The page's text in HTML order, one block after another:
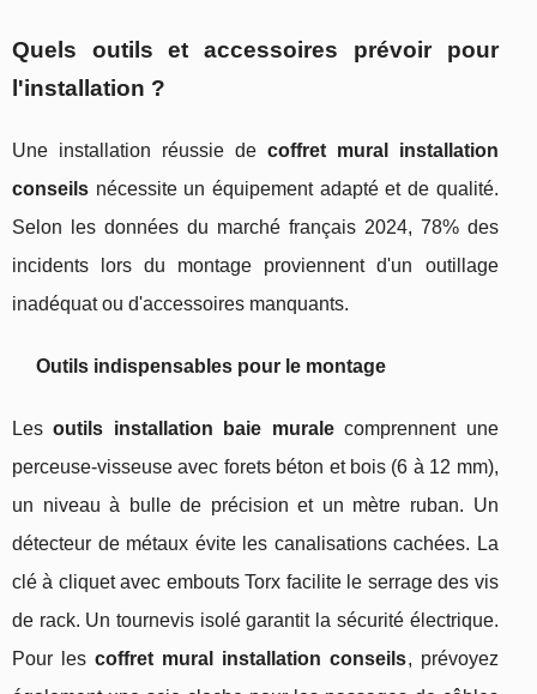
Quels outils et accessoires prévoir pour
l'installation ?
Une installation réussie de coffret mural installation
conseils nécessite un équipement adapté et de qualité.
Selon les données du marché français 2024, 78% des
incidents lors du montage proviennent d'un outillage
inadéquat ou d'accessoires manquants.
Outils indispensables pour le montage
Lesoutils installation baie muralecomprennent une
perceuse-visseuse avec forets béton et bois (6 à 12 mm),
un niveau à bulle de précision et un mètre ruban. Un
détecteur de métaux évite les canalisations cachées. La
clé à cliquet avec embouts Torx facilite le serrage des vis
de rack. Un tournevis isolé garantit la sécurité électrique.
Pour lescoffret mural installation conseils, prévoyez